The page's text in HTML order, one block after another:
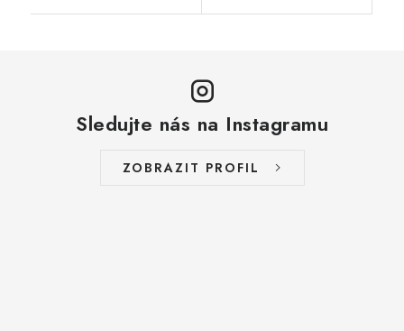
Sledujte nás na Instagramu
ZOBRAZIT PROFIL